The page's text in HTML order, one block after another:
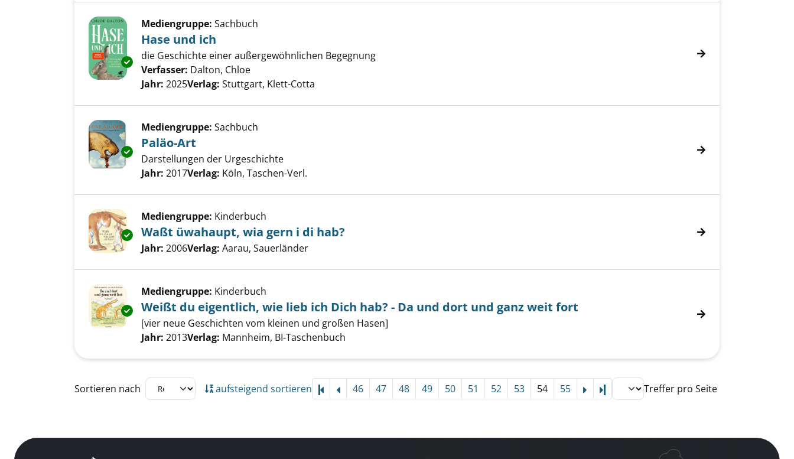
Exemplar-Details von Hase und ich anzeigen
Mediengruppe: Sachbuch
Hase und ich
die Geschichte einer außergewöhnlichen Begegnung
Verfasser: Dalton, Chloe
Jahr: 2025Verlag: Stuttgart, Klett-Cotta
Exemplar-Details von Paläo-Art anzeigen
Mediengruppe: Sachbuch
Paläo-Art
Darstellungen der Urgeschichte
Suche nach diesem Verfasser
Jahr: 2017Verlag: Köln, Taschen-Verl.
Exemplar-Details von Waßt üwahaupt, wia gern i di hab? anzeigen
Mediengruppe: Kinderbuch
Waßt üwahaupt, wia gern i di hab?
Suche nach diesem Verfasser
Jahr: 2006Verlag: Aarau, Sauerländer
Exemplar-Details von Weißt du eigentlich, wie lieb ich Dich hab? - Da und dort und ganz weit fort anzeigen
Mediengruppe: Kinderbuch
Weißt du eigentlich, wie lieb ich Dich hab? - Da und dort und ganz weit fort
[vier neue Geschichten vom kleinen und großen Hasen]
Suche nach diesem Verfasser
Jahr: 2013Verlag: Mannheim, BI-Taschenbuch
Zu den Suchfiltern springen
Sortieren nach aufsteigend sortieren 46 47 48 49 50 51 52 53 54 55 Letzte SeiteTreffer pro Seite